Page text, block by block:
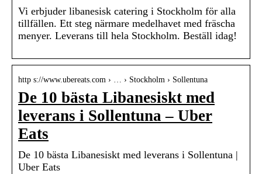
Vi erbjuder libanesisk catering i Stockholm för alla
tillfällen. Ett steg närmare medelhavet med fräscha
menyer. Leverans till hela Stockholm. Beställ idag!
http s://www.ubereats.com › … › Stockholm › Sollentuna
De 10 bästa Libanesiskt med
leverans i Sollentuna – Uber
Eats
De 10 bästa Libanesiskt med leverans i Sollentuna |
Uber Eats